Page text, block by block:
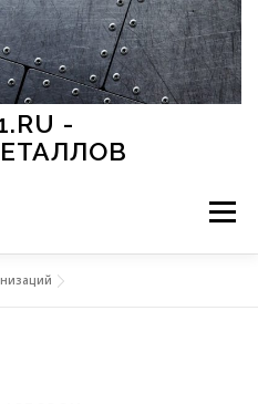
-
Меню
СРЕДА